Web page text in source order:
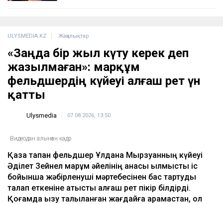
ULYSMEDIA.KZ Жаңалықтар
«Заңда бір жыл күту керек деп
жазылмаған»: марқұм
фельдшердің күйеуі алғаш рет үн
қатты
Ulysmedia 07.08.2026, 13:50
Видеодан алынған кадр
Қаза тапқан фельдшер Ұлдана Мырзуанның күйеуі
Әділет Зейнел марқұм әйелінің анасы қылмыстық іс
бойынша жәбірленуші мәртебесінен бас тартуды
талап еткеніне қатысты алғаш рет пікір білдірді.
Қоғамда қызу талқыланған жағдайға қарамастан, ол